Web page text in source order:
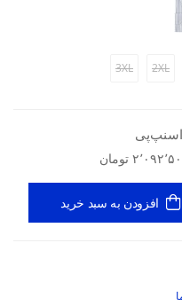
2XL
3XL
اسنپ‌پی
افزودن به سبد خرید